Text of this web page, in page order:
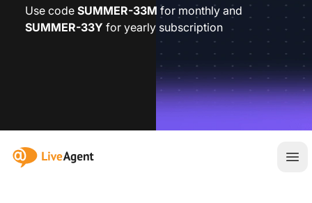
Use code SUMMER-33M for monthly and
SUMMER-33Y for yearly subscription
:site.title